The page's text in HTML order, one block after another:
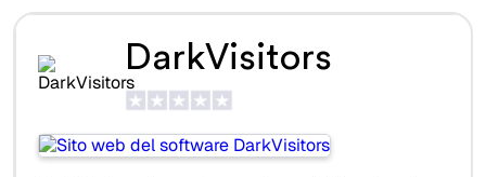
DarkVisitors